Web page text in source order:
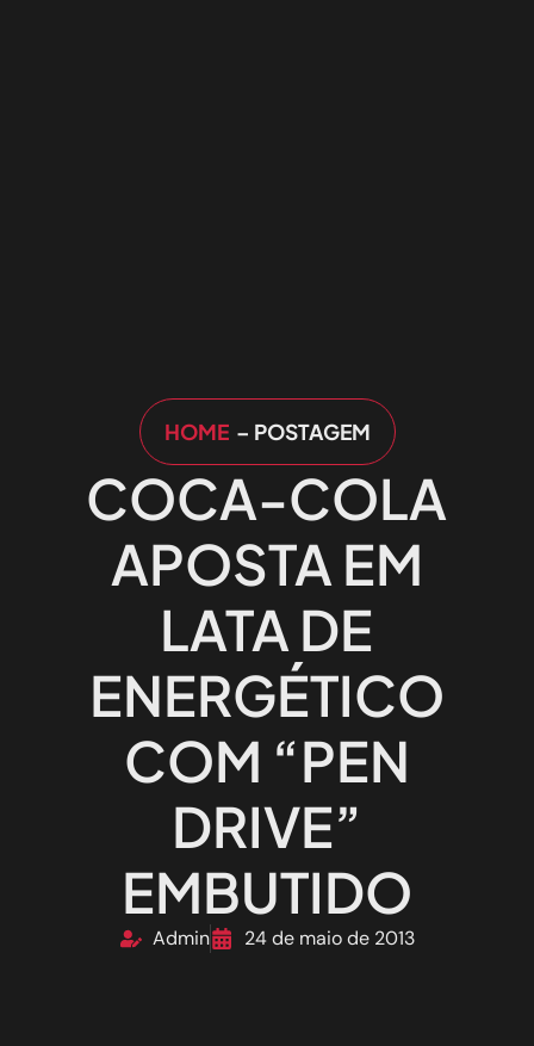
HOME – POSTAGEM
COCA-COLA
APOSTA EM
LATA DE
ENERGÉTICO
COM “PEN
DRIVE”
EMBUTIDO
Admin 24 de maio de 2013